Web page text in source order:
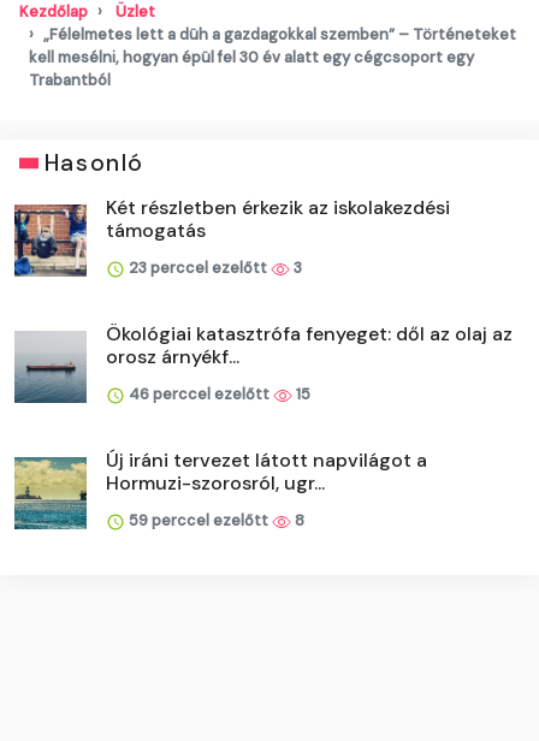
Kezdőlap
Üzlet
„Félelmetes lett a düh a gazdagokkal szemben” – Történeteket
kell mesélni, hogyan épül fel 30 év alatt egy cégcsoport egy
Trabantból
Hasonló
Két részletben érkezik az iskolakezdési
támogatás
23 perccel ezelőtt 3
Ökológiai katasztrófa fenyeget: dől az olaj az
orosz árnyékf...
46 perccel ezelőtt 15
Új iráni tervezet látott napvilágot a
Hormuzi-szorosról, ugr...
59 perccel ezelőtt 8